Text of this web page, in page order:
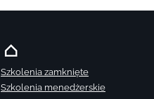
Szkolenia zamknięte
Szkolenia menedżerskie